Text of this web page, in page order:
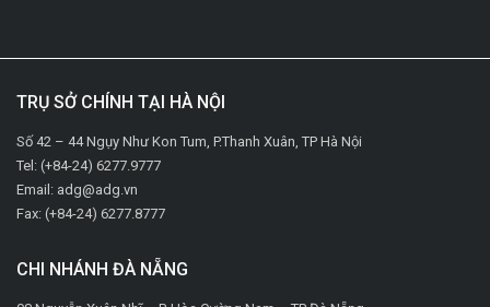
TRỤ SỞ CHÍNH TẠI HÀ NỘI
Số 42 – 44 Ngụy Như Kon Tum, P.Thanh Xuân, TP Hà Nội
Tel: (+84-24) 6277.9777
Email: adg@adg.vn
Fax: (+84-24) 6277.8777
CHI NHÁNH ĐÀ NẴNG